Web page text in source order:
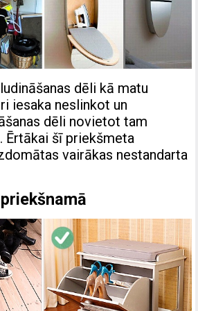
dēli kā matu
iesaka neslinkot un
dēli novietot tam
Ērtākai šī priekšmeta
vairākas nestandarta